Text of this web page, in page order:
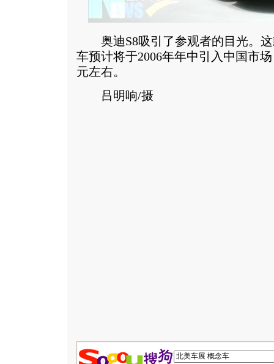
奥迪S8吸引了参观者的目光。这
车预计将于2006年年中引入中国市
元左右。
吕明响/摄